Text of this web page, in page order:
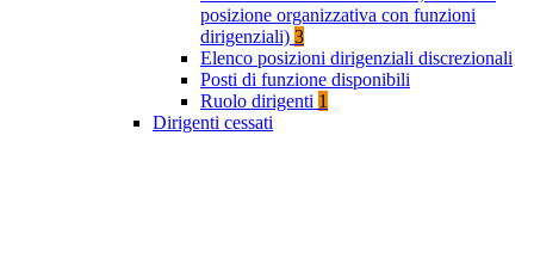
posizione organizzativa con funzioni
dirigenziali) 3
Elenco posizioni dirigenziali discrezionali
Posti di funzione disponibili
Ruolo dirigenti 1
Dirigenti cessati